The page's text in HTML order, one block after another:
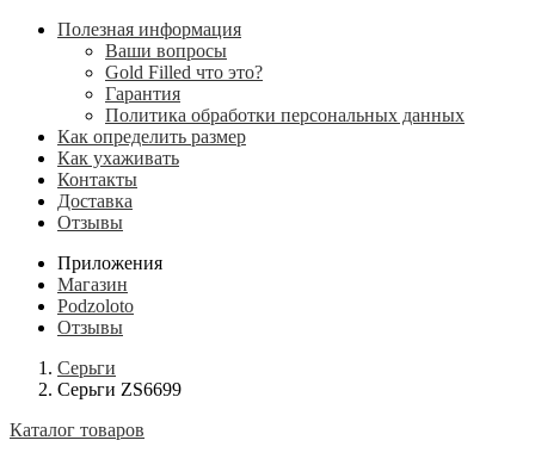
Полезная информация
Ваши вопросы
Gold Filled что это?
Гарантия
Политика обработки персональных данных
Как определить размер
Как ухаживать
Контакты
Доставка
Отзывы
Приложения
Магазин
Podzoloto
Отзывы
Серьги
Серьги ZS6699
Каталог товаров